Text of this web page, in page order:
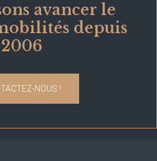
avancer le
depuis
2006
NOUS !